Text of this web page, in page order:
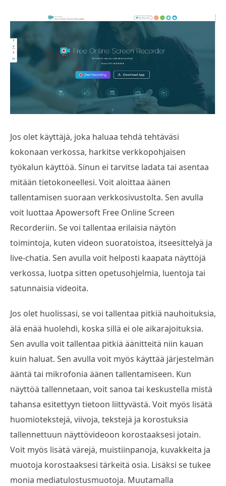
Jos olet käyttäjä, joka haluaa tehdä tehtäväsi
kokonaan verkossa, harkitse verkkopohjaisen
työkalun käyttöä. Sinun ei tarvitse ladata tai asentaa
mitään tietokoneellesi. Voit aloittaa äänen
tallentamisen suoraan verkkosivustolta. Sen avulla
voit luottaa Apowersoft Free Online Screen
Recorderiin. Se voi tallentaa erilaisia näytön
toimintoja, kuten videon suoratoistoa, itseesittelyä ja
live-chatia. Sen avulla voit helposti kaapata näyttöjä
verkossa, luotpa sitten opetusohjelmia, luentoja tai
satunnaisia videoita.
Jos olet huolissasi, se voi tallentaa pitkiä nauhoituksia,
älä enää huolehdi, koska sillä ei ole aikarajoituksia.
Sen avulla voit tallentaa pitkiä äänitteitä niin kauan
kuin haluat. Sen avulla voit myös käyttää järjestelmän
ääntä tai mikrofonia äänen tallentamiseen. Kun
näyttöä tallennetaan, voit sanoa tai keskustella mistä
tahansa esitettyyn tietoon liittyvästä. Voit myös lisätä
huomiotekstejä, viivoja, tekstejä ja korostuksia
tallennettuun näyttövideoon korostaaksesi jotain.
Voit myös lisätä värejä, muistiinpanoja, kuvakkeita ja
muotoja korostaaksesi tärkeitä osia. Lisäksi se tukee
monia mediatulostusmuotoja. Muutamalla